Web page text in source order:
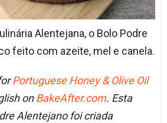
Alentejana, o Bolo Podre
feito com azeite, mel e canela.
Portuguese Honey & Olive Oil
onBakeAfter.com. Esta
Alentejano foi criada